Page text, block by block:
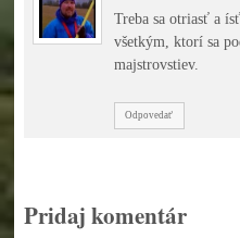
Treba sa otriasť a
všetkým, ktorí sa
majstrovstiev.
Odpovedať
Pridaj komentár